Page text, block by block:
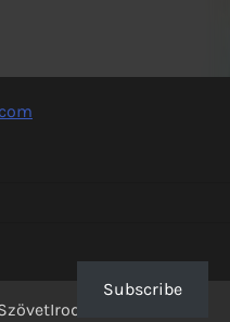
Subscribe